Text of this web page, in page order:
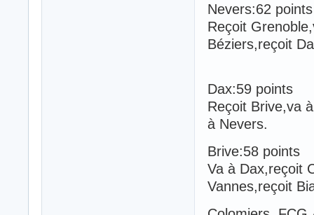
Nevers:62 points
Reçoit
Béziers,reçoit
Dax:59 points
Reçoit Brive,va
à Nevers.
Brive:58 points
Va à Dax,reçoit
Vannes,reçoit